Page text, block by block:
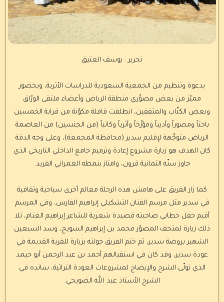
تحرير : يوسف العتيق
بدعوة وتنظيم من الجمعية السعودية للدراسات الأثرية، وبحضور
مميّز من بعض مصوِّري منطقة الرياض وأعضاء ملتقى الورّاق
وبعض الكتّاب والمثقفين، انطلقت قافلة مكوّنة من قرابة الخمسين
باحثاً ومصوراً وأديباً ومؤرِّخاً وأثرياً وكاتباً (من الجنسين) من العاصمة
الرياض متوجِّهة لإقليم سدير (محافظة المجمعة)، وعلى وجه الدقة
كان الهدف هو زيارة مشروع إعادة وترميم جامع الداخلي التاريخي الذي
جاوز سنّه الثمانية قرون، وامتاز بنمطه العمراني الفريد.
كما زار الفريق على هامش هذه الرحلة معالم أخرى سياحية وثقافية
في سدير مثل مرسم الفنان التشكيلي إبراهيم الفارس، وفي المرسم
أقيم حفل خطابي صاحبته قصيدة شعرية للشاعر إبراهيم الغنام، تلا
ذلك زيارة لمتحف المصوّر محمد بن إبراهيم السويح، وسد السبعين
الشهير بروضة سدير، ثم ختم الفريق جولته بزيارة للقرية القديمة في
عودة سدير، وقد كان في استقبالهم أحمد بن عبد الرحمن أبو حيمد
الذي تولّى الشرح والإيضاح لمشروعات العودة التراثية، سانده في
الشرح الأستاذ عبد الله الضويحي.